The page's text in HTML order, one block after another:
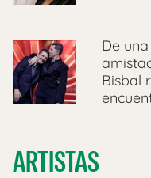
De
Bisbal
ARTISTAS